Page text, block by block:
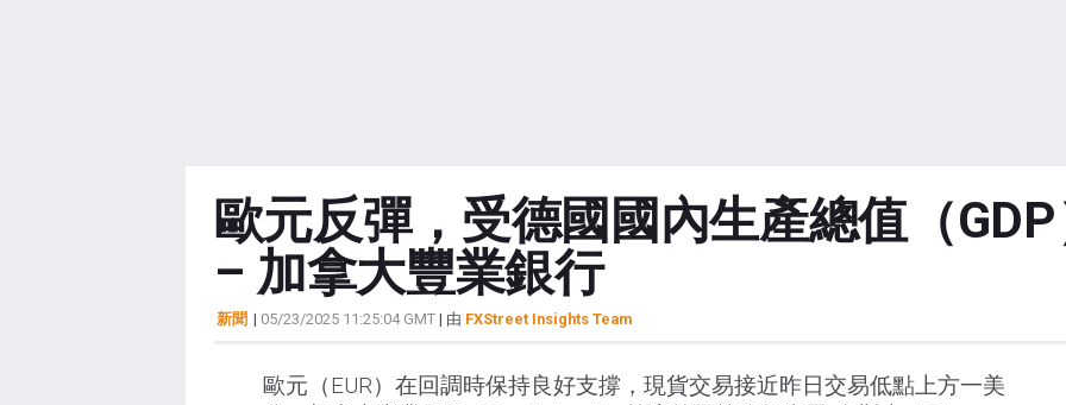
歐元反彈，受德國國內生產總值（
– 加拿大豐業銀行
新聞 | 05/23/2025 11:25:04 GMT| 由 FXStreet Insights Team
歐元（EUR）在回調時保持良好支撐，現貨交易接近昨日交易低點上方一美